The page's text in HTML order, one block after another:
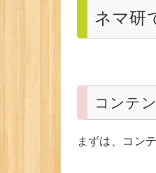
ネマ研
コンテ
まずは、コン